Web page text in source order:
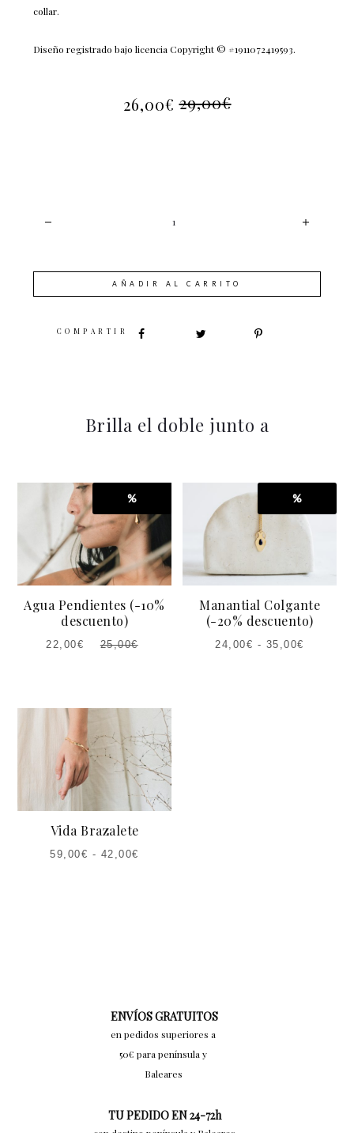
collar.
Diseño registrado bajo licencia Copyright © #1911072419593.
29,00€
EL
26,00€
AÑADIR AL CARRITO
SHARE
Brilla el doble junto a
%
Agua Pendientes (-10%
descuento)
25,00€
EL
ERA:
25,00€.
22,00€
EL
%
Manantial Colgante
(-20% descuento)
24,00€ - 35,00€
Vida Brazalete
42,00€
-
59,00€
ENVÍOS GRATUITOS
en pedidos superiores a
50€ para península y
Baleares
TU PEDIDO EN 24-72h